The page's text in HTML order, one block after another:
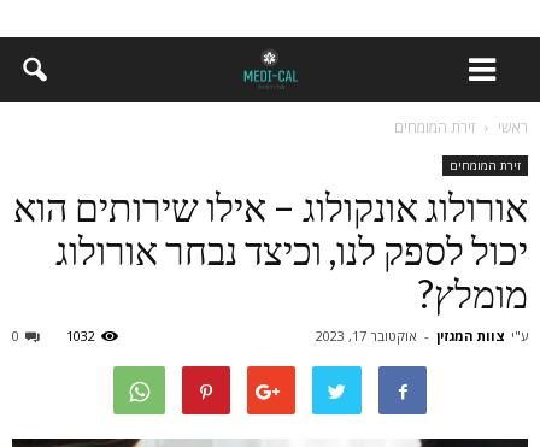
ראשי זירת המומחים
זירת המומחים
אורולוג אונקולוג – אילו שירותים הוא
יכול לספק לנו, וכיצד נבחר אורולוג
מומלץ?
ע"י צוות המגזין - אוקטובר 17, 2023 0 1032